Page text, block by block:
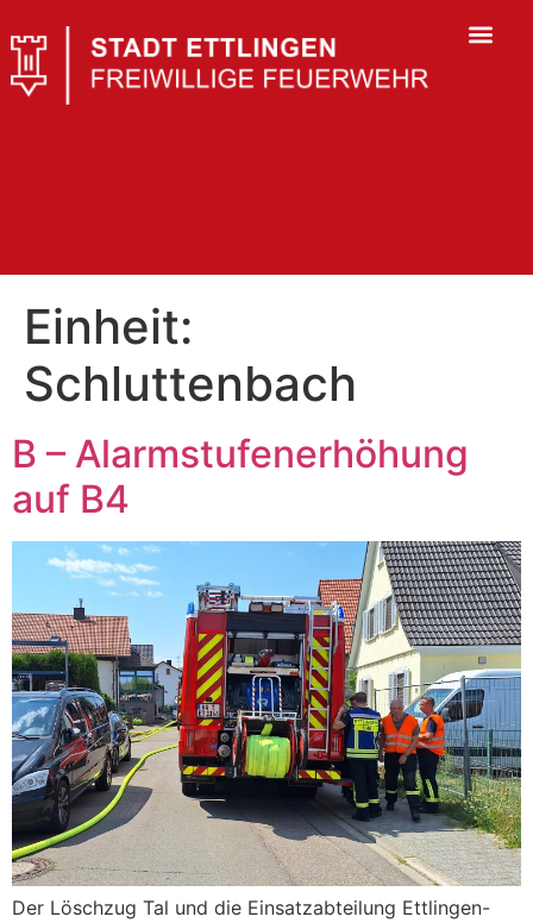
Einheit:
Schluttenbach
B – Alarmstufenerhöhung
auf B4
Der Löschzug Tal und die Einsatzabteilung Ettlingen-